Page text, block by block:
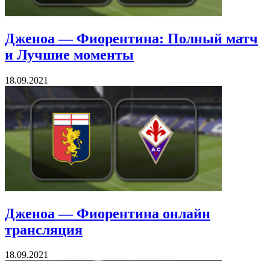
Дженоа — Фиорентина: Полный матч
и Лучшие моменты
18.09.2021
Дженоа — Фиорентина онлайн
трансляция
18.09.2021